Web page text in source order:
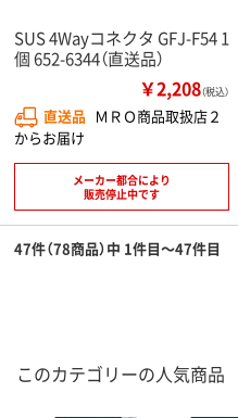
SUS 4Wayコネクタ GFJ-F54 1
個 652-6344（直送品）
￥2,208（税込）
直送品 ＭＲＯ商品取扱店２
からお届け
メーカー都合により
販売停止中です
47件（78商品）中 1件目～47件目
このカテゴリーの人気商品